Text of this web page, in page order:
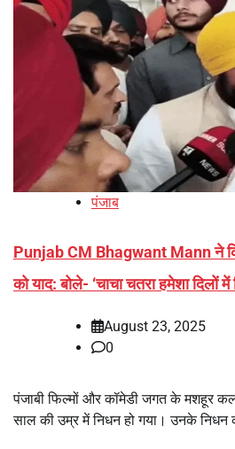
पंजाब
Punjab CM Bhagwant Mann ने
को याद: बोले- ‘चाचा चतरा हमेशा दिलों में
August 23, 2025
0
पंजाबी फिल्मों और कॉमेडी जगत के मशहूर
साल की उम्र में निधन हो गया। उनके